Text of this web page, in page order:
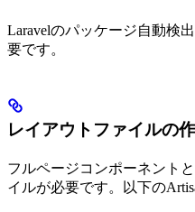
Laravelのパッケージ自動検
要です。
レイアウトファイルの
フルページコンポーネント
イルが必要です。以下の